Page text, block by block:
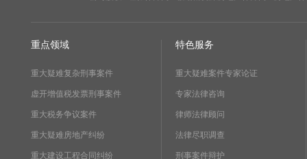
重点领域
重大疑难复杂刑事案件
虚开增值税发票刑事案件
重大税务争议案件
重大疑难房地产纠纷
重大建设工程合同纠纷
特色服务
重大疑难案件专家论证
专家法律咨询
律师法律顾问
法律尽职调查
刑事案件辩护